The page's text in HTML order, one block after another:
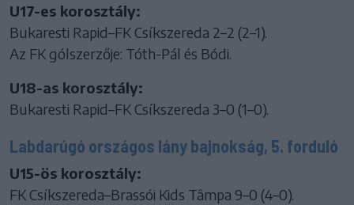
U17-es korosztály:
Bukaresti Rapid–FK Csíkszereda 2–2 (2–1).
Az FK gólszerzője: Tóth-Pál és Bódi.
U18-as korosztály:
Bukaresti Rapid–FK Csíkszereda 3–0 (1–0).
Labdarúgó országos lány bajnokság, 5. forduló
U15-ös korosztály:
FK Csíkszereda–Brassói Kids Tâmpa 9–0 (4–0).